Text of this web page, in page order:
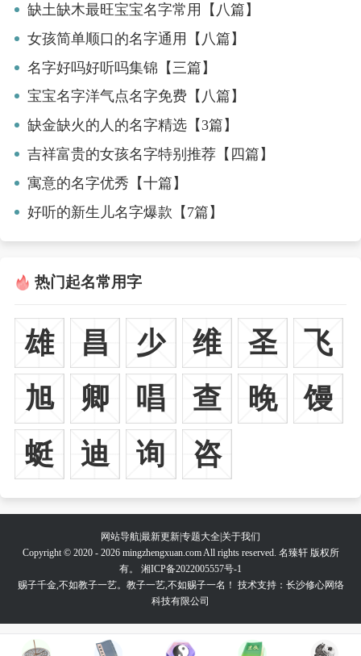
缺土缺木最旺宝宝名字常用【八篇】
女孩简单顺口的名字通用【八篇】
名字好吗好听吗集锦【三篇】
宝宝名字洋气点名字免费【八篇】
缺金缺火的人的名字精选【3篇】
吉祥富贵的女孩名字特别推荐【四篇】
寓意的名字优秀【十篇】
好听的新生儿名字爆款【7篇】
热门起名常用字
雄 昌 少 维 圣
飞
旭
卿 唱 查 晚
馒
蜓
迪 询 咨
网站导航最新更新专题大全 关于我们
Copyright © 2020 - 2026 mingzhengxuan.com All rights reserved. 名臻轩 版权所
有。 湘ICP备2022005557号-1
赐子千金,不如教子一艺。教子一艺,不如赐子一名！ 技术支持：长沙修心网络
科技有限公司